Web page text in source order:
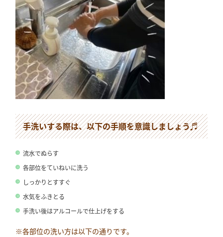
手洗いする際は、以下の手順を意識しましょう♬
流水でぬらす
各部位をていねいに洗う
しっかりとすすぐ
水気をふきとる
手洗い後はアルコールで仕上げをする
※各部位の洗い方は以下の通りです。